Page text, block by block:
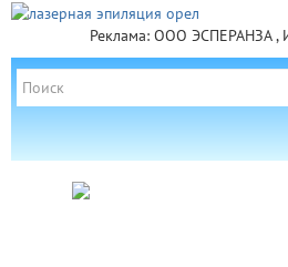
Реклама: ООО ЭСПЕРАНЗА ,